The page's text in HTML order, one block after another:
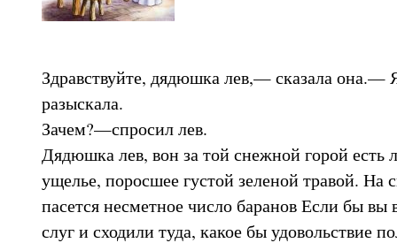
Здравствуйте, дядюшка лев,— сказала она.—
разыскала.
Зачем?—спросил лев.
Дядюшка лев, вон за той снежной горой есть
ущелье, поросшее густой зеленой травой. На
пасется несметное число баранов Если бы вы
слуг и сходили туда, какое бы удовольствие